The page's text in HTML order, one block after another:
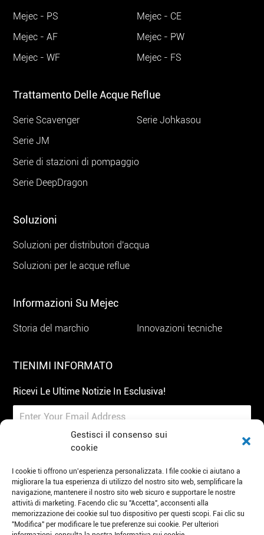
TIENIMI INFORMATO
Ricevi Le Ultime Notizie In Esclusiva!
Iscriviti
Mejec - PS
Mejec - CE
Mejec - AF
Mejec - PW
Mejec - WF
Mejec - FS
Trattamento Delle Acque Reflue
Serie Scavenger
Serie Johkasou
Serie JM
Serie di stazioni di pompaggio
Serie DeepDragon
Soluzioni
Soluzioni per distributori d'acqua
Soluzioni per le acque reflue
Informazioni Su Mejec
Storia del marchio Innovazioni tecniche
Tel: 86 19951100272
E-mail: mejec@lidinghb.com
Aggiungi: Parco industriale dell'intelligenza artificiale,
Gestisci il consenso sui
cookie
I cookie ti offrono un'esperienza personalizzata. I file cookie ci aiutano a
migliorare la tua esperienza di utilizzo del nostro sito web, semplificare la
navigazione, mantenere il nostro sito web sicuro e supportare le nostre
attività di marketing. Facendo clic su "Accetta", acconsenti alla
memorizzazione dei cookie sul tuo dispositivo per questi scopi. Fai clic su
"Modifica" per modificare le tue preferenze sui cookie. Per ulteriori